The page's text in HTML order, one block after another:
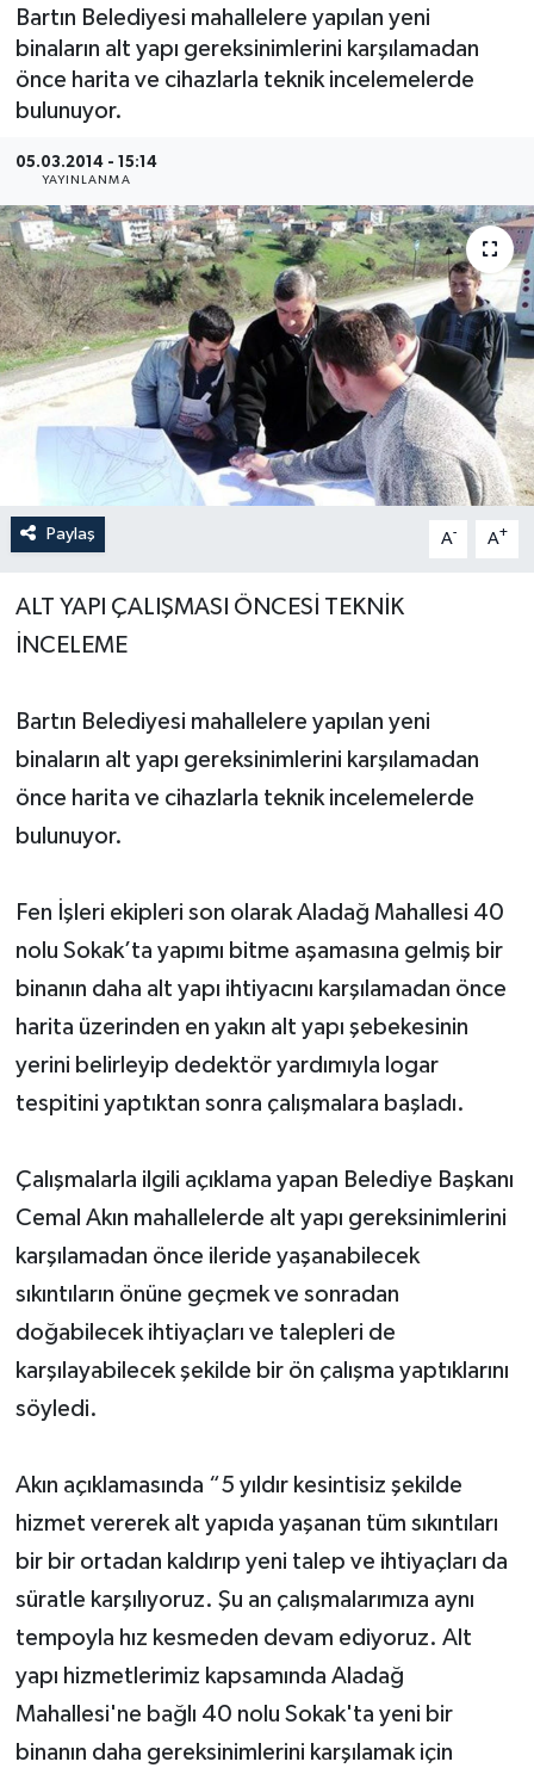
Bartın Belediyesi mahallelere yapılan yeni
binaların alt yapı gereksinimlerini karşılamadan
önce harita ve cihazlarla teknik incelemelerde
bulunuyor.
05.03.2014 - 15:14
YAYINLANMA
Paylaş A- A+
ALT YAPI ÇALIŞMASI ÖNCESİ TEKNİK
İNCELEME
Bartın Belediyesi mahallelere yapılan yeni
binaların alt yapı gereksinimlerini karşılamadan
önce harita ve cihazlarla teknik incelemelerde
bulunuyor.
Fen İşleri ekipleri son olarak Aladağ Mahallesi 40
nolu Sokak’ta yapımı bitme aşamasına gelmiş bir
binanın daha alt yapı ihtiyacını karşılamadan önce
harita üzerinden en yakın alt yapı şebekesinin
yerini belirleyip dedektör yardımıyla logar
tespitini yaptıktan sonra çalışmalara başladı.
Çalışmalarla ilgili açıklama yapan Belediye Başkanı
Cemal Akın mahallelerde alt yapı gereksinimlerini
karşılamadan önce ileride yaşanabilecek
sıkıntıların önüne geçmek ve sonradan
doğabilecek ihtiyaçları ve talepleri de
karşılayabilecek şekilde bir ön çalışma yaptıklarını
söyledi.
Akın açıklamasında “5 yıldır kesintisiz şekilde
hizmet vererek alt yapıda yaşanan tüm sıkıntıları
bir bir ortadan kaldırıp yeni talep ve ihtiyaçları da
süratle karşılıyoruz. Şu an çalışmalarımıza aynı
tempoyla hız kesmeden devam ediyoruz. Alt
yapı hizmetlerimiz kapsamında Aladağ
Mahallesi'ne bağlı 40 nolu Sokak'ta yeni bir
binanın daha gereksinimlerini karşılamak için
Medya
Sağlık
Sinema
Sivil Toplum
Siyaset
Spor
Tarım
Turizm
Yaşam
DÜNYA
YEREL